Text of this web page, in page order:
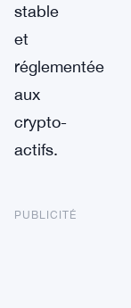
stable
et
réglementée
aux
crypto-
actifs.
PUBLICITÉ